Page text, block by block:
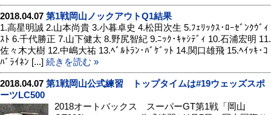
2018.04.07 第1戦岡山ノックアウトQ1結果
1.高星明誠 2.山本尚貴 3.小暮卓史 4.松田次生 5.ﾌｪﾘｯｸｽ･ﾛｰｾﾞﾝｸｳﾞｨ
ｽﾄ 6.千代勝正 7.山下健太 8.野尻智紀 9.ﾆｯｸ･ｷｬｼﾃﾞｨ 10.石浦宏明 11.
佐々木大樹 12.中嶋大祐 13.ﾍﾞﾙﾄﾗﾝ･ﾊﾞｹﾞｯﾄ 14.関口雄飛 15.ﾍｲｯｷ･ｺ
ﾊﾞﾗｲﾈﾝ [...] 続きを読む »
2018.04.07 第1戦岡山公式練習 トップタイムは#19ウェッズスポ
ーツLC500
2018オートバックス スーパーGT第1戦「岡山